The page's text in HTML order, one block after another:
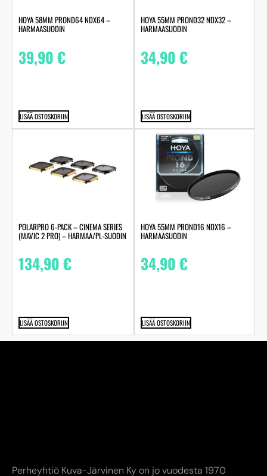
HOYA 58MM PROND64 NDX64 –
HARMAASUODIN
39,90€
LISÄÄ OSTOSKORIIN
HOYA 55MM PROND32 NDX32 –
HARMAASUODIN
34,90€
LISÄÄ OSTOSKORIIN
POLARPRO 6-PACK – CINEMA SERIES
(MAVIC 2 PRO) – HARMAA/PL-SUODIN
134,90€
LISÄÄ OSTOSKORIIN
HOYA 55MM PROND16 NDX16 –
HARMAASUODIN
34,90€
LISÄÄ OSTOSKORIIN